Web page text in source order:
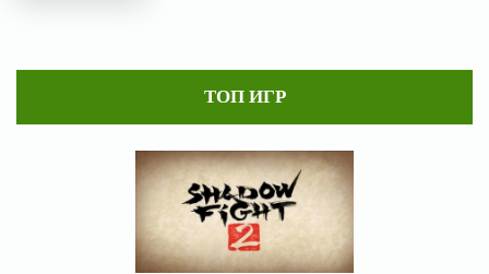
ТОП ИГР